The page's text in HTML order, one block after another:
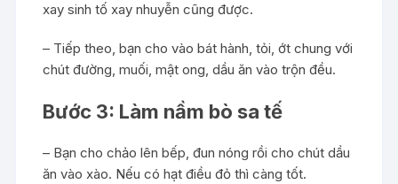
xay sinh tố xay nhuyễn cũng được.
– Tiếp theo, bạn cho vào bát hành, tỏi, ớt chung với
chút đường, muối, mật ong, dầu ăn vào trộn đều.
Bước 3: Làm nầm bò sa tế
– Bạn cho chảo lên bếp, đun nóng rồi cho chút dầu
ăn vào xào. Nếu có hạt điều đỏ thì càng tốt.